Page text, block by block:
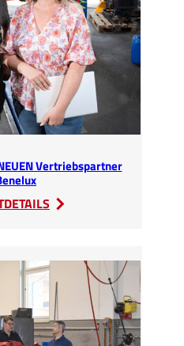
Vertriebspartner
:
einen
NEUEN
Vertriebspartner
für
Benelux